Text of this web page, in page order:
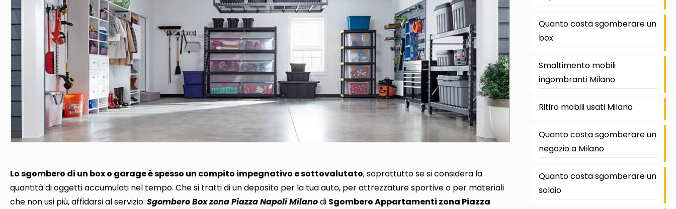
Lo sgombero di un box o garage è spesso un compito impegnativo e sottovalutato, soprattuttose si considera la
quantità di oggetti accumulati nel tempo. Che si tratti di un deposito per la tua auto, per attrezzature sportive o per materiali
che non usi più,affidarsi al servizio:Sgombero Box zona Piazza Napoli Milanodi Sgombero Appartamenti zona Piazza
Quanto costa sgomberare un
box
Smaltimento mobili
ingombranti Milano
Ritiro mobili usati Milano
Quanto costa sgomberare un
negozio a Milano
Quanto costa sgomberare un
solaio